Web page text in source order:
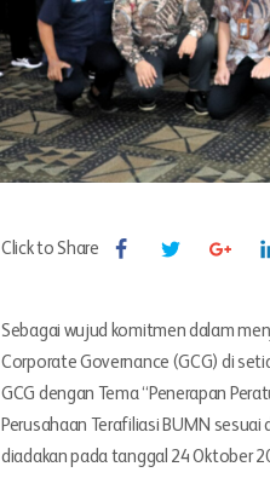
Click to Share
Sebagai wujud komitmen dalam
Corporate Governance (GCG) di
GCG dengan Tema “Penerapan
Perusahaan Terafiliasi BUMN sesuai
diadakan pada tanggal 24 Oktober